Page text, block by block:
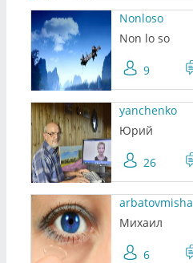
Nonloso
Non lo so
9
yanchenko
Юрий
26
arbatovmisha
Михаил
6